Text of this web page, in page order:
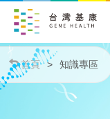
首頁 > 知識專區